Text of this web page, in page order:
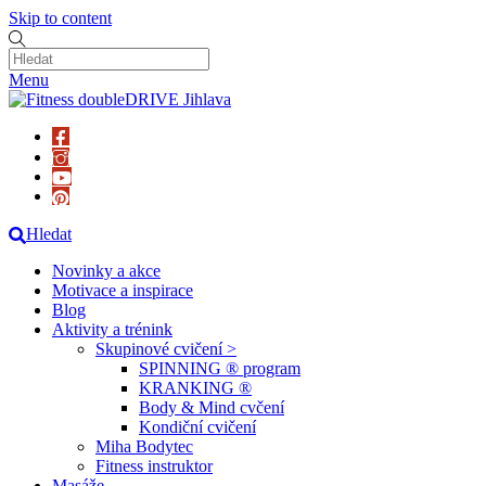
Skip to content
Menu
Hledat
Novinky a akce
Motivace a inspirace
Blog
Aktivity a trénink
Skupinové cvičení >
SPINNING ® program
KRANKING ®
Body & Mind cvčení
Kondiční cvičení
Miha Bodytec
Fitness instruktor